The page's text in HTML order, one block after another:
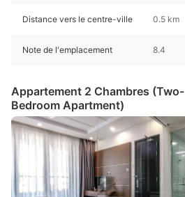
Distance vers le centre-ville 0.5 km
Note de l'emplacement 8.4
Appartement 2 Chambres (Two-
Bedroom Apartment)